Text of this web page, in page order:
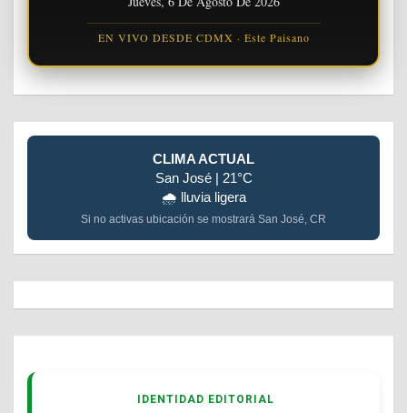
EN VIVO DESDE CDMX · Este Paisano
CLIMA ACTUAL
San José | 21°C
🌧️ lluvia ligera
Si no activas ubicación se mostrará San José, CR
IDENTIDAD EDITORIAL